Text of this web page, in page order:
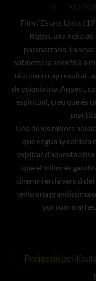
THE
Film / Estats Units
Regan, una nena
paranormals. La
sotmetre la seva filla a
ofereixen cap resultat,
de psiquiatria. Aquest,
espiritual, creu que és
Una de les millors
que enguany celebra
explicar d’aquesta
que el millor és
cinema i en la versió
teniu una grandíssima
por com mai
Projecció